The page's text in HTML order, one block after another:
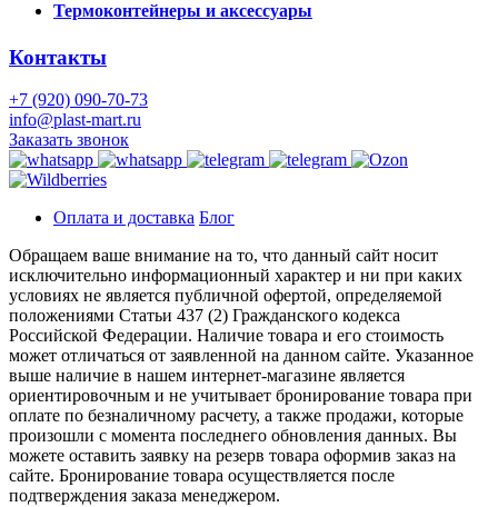
Термоконтейнеры и аксессуары
Контакты
+7 (920) 090-70-73
info@plast-mart.ru
Заказать звонок
Оплата и доставка Блог
Обращаем ваше внимание на то, что данный сайт носит
исключительно информационный характер и ни при каких
условиях не является публичной офертой, определяемой
положениями Статьи 437 (2) Гражданского кодекса
Российской Федерации. Наличие товара и его стоимость
может отличаться от заявленной на данном сайте. Указанное
выше наличие в нашем интернет-магазине является
ориентировочным и не учитывает бронирование товара при
оплате по безналичному расчету, а также продажи, которые
произошли с момента последнего обновления данных. Вы
можете оставить заявку на резерв товара оформив заказ на
сайте. Бронирование товара осуществляется после
подтверждения заказа менеджером.